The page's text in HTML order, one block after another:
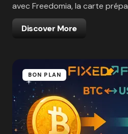
avec Freedomia, la carte
Discover More
BON PLAN